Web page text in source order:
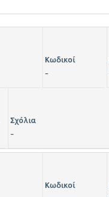
Κωδικοί
-
Σχόλια
-
Κωδικοί